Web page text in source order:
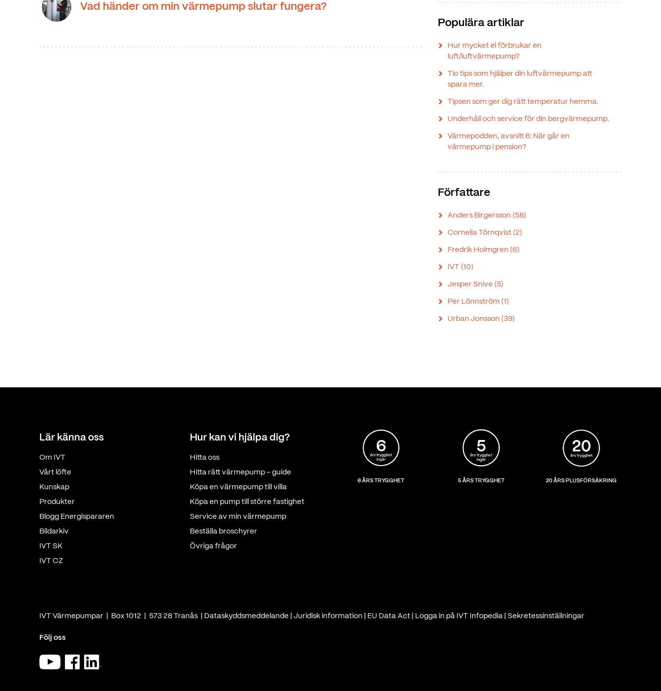
Vad händer om min värmepump slutar fungera?
Populära artiklar
Hur mycket el förbrukar en
luft/luftvärmepump?
Tio tips som hjälper din luftvärmepump att
spara mer.
Tipsen som ger dig rätt temperatur hemma.
Underhåll och service för din bergvärmepump.
Värmepodden, avsnitt 6: När går en
värmepump i pension?
Författare
Anders Birgersson (58)
Cornelia Törnqvist (2)
Fredrik Holmgren (6)
IVT (10)
Jesper Snive (5)
Per Lönnström (1)
Urban Jonsson (39)
Lär känna oss
Om IVT
Vårt löfte
Kunskap
Produkter
Blogg Energispararen
Bildarkiv
IVT SK
IVT CZ
Hur kan vi hjälpa dig?
Hitta oss
Hitta rätt värmepump - guide
Köpa en värmepump till villa
Köpa en pump till större fastighet
Service av min värmepump
Beställa broschyrer
Övriga frågor
6 ÅRS TRYGGHET 5 ÅRS TRYGGHET 20 ÅRS PLUSFÖRSÄKRING
IVT Värmepumpar | Box 1012 | 573 28 Tranås | Dataskyddsmeddelande Juridisk information EU Data Act Logga in på IVT Infopedia Sekretessinställningar
Följ oss